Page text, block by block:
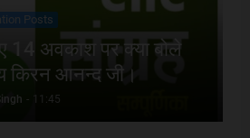
Posts
14 अवकाश पर क्या बोले
किरन आनन्द जी।
- 11:45